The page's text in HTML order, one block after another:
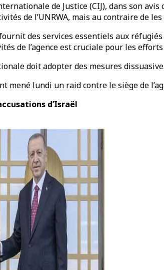
de Justice (CIJ), dans son
de l’UNRWA, mais au contraire de
fournit des services essentiels aux
de l’agence est cruciale pour les
doit adopter des mesures
mené lundi un raid contre le siège de
d’Israël